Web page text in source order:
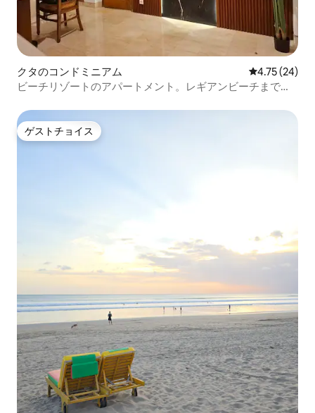
クタのコンドミニアム レビュー24
4.75 (24)
ビーチリゾートのアパートメント。レギアンビーチまで徒
ゲストチョイス
ゲストチョイス